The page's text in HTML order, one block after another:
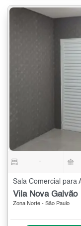
-
Sala Comercial para
Vila Nova Galvão
Zona Norte - São Paulo